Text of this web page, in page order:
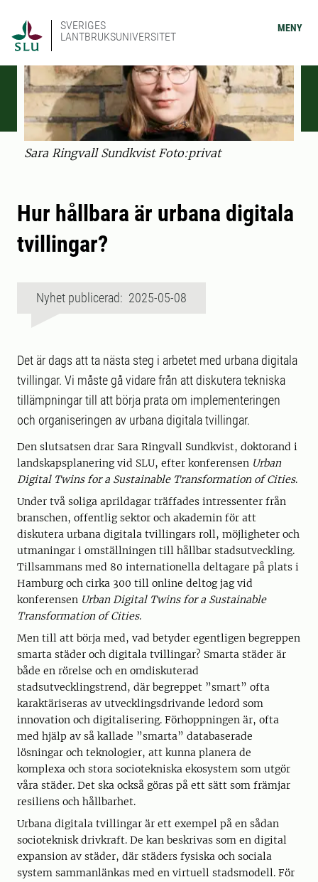
SVERIGES
LANTBRUKSUNIVERSITET
MENY
Sara Ringvall Sundkvist Foto:privat
Hur hållbara är urbana digitala
tvillingar?
Nyhet publicerad: 2025-05-08
Det är dags att ta nästa steg i arbetet med urbana digitala
tvillingar. Vi måste gå vidare från att diskutera tekniska
tillämpningar till att börja prata om implementeringen
och organiseringen av urbana digitala tvillingar.
Den slutsatsen drar Sara Ringvall Sundkvist, doktorand i
landskapsplanering vid SLU, efter konferensen Urban
Digital Twins for a Sustainable Transformation of Cities.
Under två soliga aprildagar träffades intressenter från
branschen, offentlig sektor och akademin för att
diskutera urbana digitala tvillingars roll, möjligheter och
utmaningar i omställningen till hållbar stadsutveckling.
Tillsammans med 80 internationella deltagare på plats i
Hamburg och cirka 300 till online deltog jag vid
konferensen Urban Digital Twins for a Sustainable
Transformation of Cities.
Men till att börja med, vad betyder egentligen begreppen
smarta städer och digitala tvillingar? Smarta städer är
både en rörelse och en omdiskuterad
stadsutvecklingstrend, där begreppet ”smart” ofta
karaktäriseras av utvecklingsdrivande ledord som
innovation och digitalisering. Förhoppningen är, ofta
med hjälp av så kallade ”smarta” databaserade
lösningar och teknologier, att kunna planera de
komplexa och stora sociotekniska ekosystem som utgör
våra städer. Det ska också göras på ett sätt som främjar
resiliens och hållbarhet.
Urbana digitala tvillingar är ett exempel på en sådan
socioteknisk drivkraft. De kan beskrivas som en digital
expansion av städer, där städers fysiska och sociala
system sammanlänkas med en virtuell stadsmodell. För